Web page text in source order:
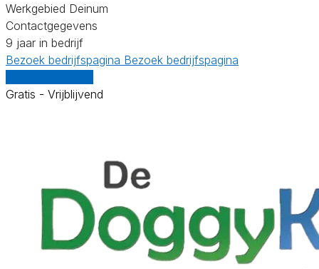
Werkgebied Deinum
Contactgegevens
9 jaar in bedrijf
Bezoek bedrijfspagina Bezoek bedrijfspagina
Gratis - Vrijblijvend